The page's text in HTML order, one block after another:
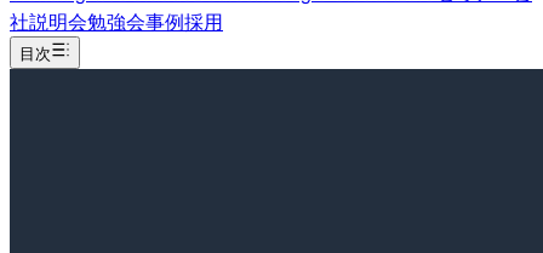
社説明会勉強会事例採用
目次